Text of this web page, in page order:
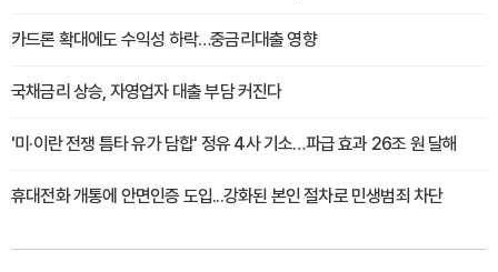
카드론 확대에도 수익성 하락…중금리대출 영향
국채금리 상승, 자영업자 대출 부담 커진다
'미·이란 전쟁 틈타 유가 담합' 정유 4사 기소…파급 효과 26조 원 달해
휴대전화 개통에 안면인증 도입...강화된 본인 절차로 민생범죄 차단